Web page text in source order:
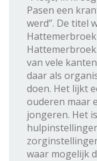
Pasen een
werd”. De titel
van vele
daar als
doen. Het lijkt
ouderen maar
jongeren. Het
waar mogelijk